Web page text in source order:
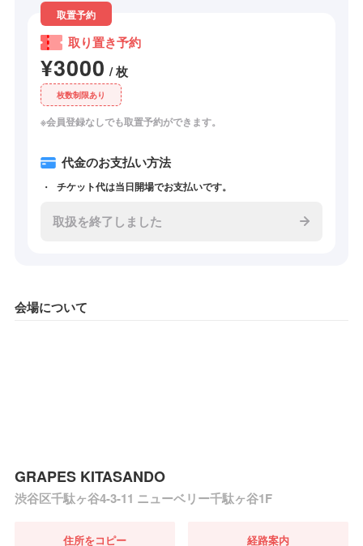
取置予約
取り置き予約
¥3000 / 枚
枚数制限あり
※会員登録なしでも取置予約ができます。
代金のお支払い方法
チケット代は当日開場でお支払いです。
取扱を終了しました
会場について
GRAPES KITASANDO
渋谷区千駄ヶ谷4-3-11 ニューベリー千駄ヶ谷1F
住所をコピー 経路案内